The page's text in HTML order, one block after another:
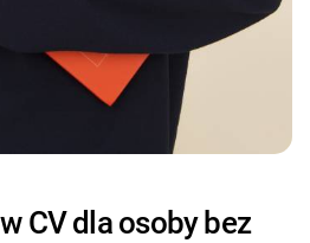
CV dla osoby bez